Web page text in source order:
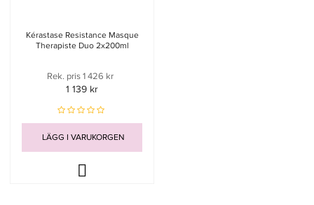
Kérastase Resistance Masque
Therapiste Duo 2x200ml
Rek. pris 1 426 kr
1 139 kr
LÄGG I VARUKORGEN